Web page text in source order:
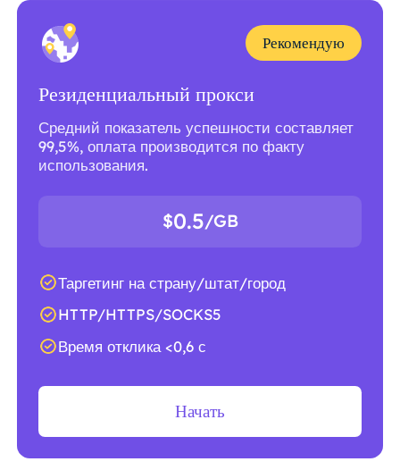
Рекомендую
Резиденциальный прокси
Средний показатель успешности составляет
99,5%, оплата производится по факту
использования.
$0.5/GB
Таргетинг на страну/штат/город
HTTP/HTTPS/SOCKS5
Время отклика <0,6 с
Начать